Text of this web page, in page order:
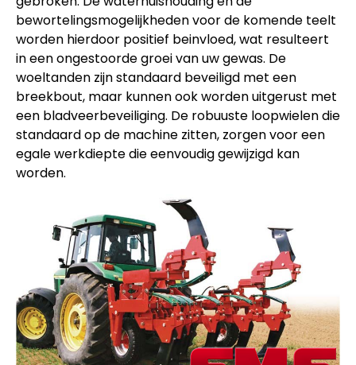
bewortelingsmogelijkheden voor de komende teelt
worden hierdoor positief beinvloed, wat resulteert
in een ongestoorde groei van uw gewas. De
woeltanden zijn standaard beveiligd met een
breekbout, maar kunnen ook worden uitgerust met
een bladveerbeveiliging. De robuuste loopwielen die
standaard op de machine zitten, zorgen voor een
egale werkdiepte die eenvoudig gewijzigd kan
worden.